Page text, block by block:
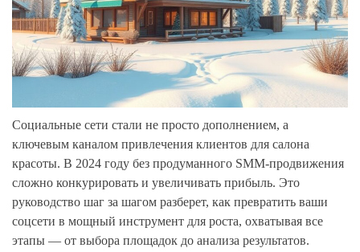
Социальные сети стали не просто дополнением, а
ключевым каналом привлечения клиентов для салона
красоты. В 2024 году без продуманного SMM-продвижения
сложно конкурировать и увеличивать прибыль. Это
руководство шаг за шагом разберет, как превратить ваши
соцсети в мощный инструмент для роста, охватывая все
этапы — от выбора площадок до анализа результатов.